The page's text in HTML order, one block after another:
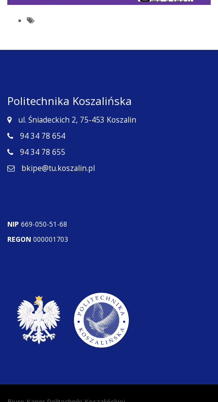
Politechnika Koszalińska
ul. Śniadeckich 2, 75-453 Koszalin
94 34 78 654
94 34 78 655
bkipe@tu.koszalin.pl
NIP 669-050-51-68
REGON 000001703